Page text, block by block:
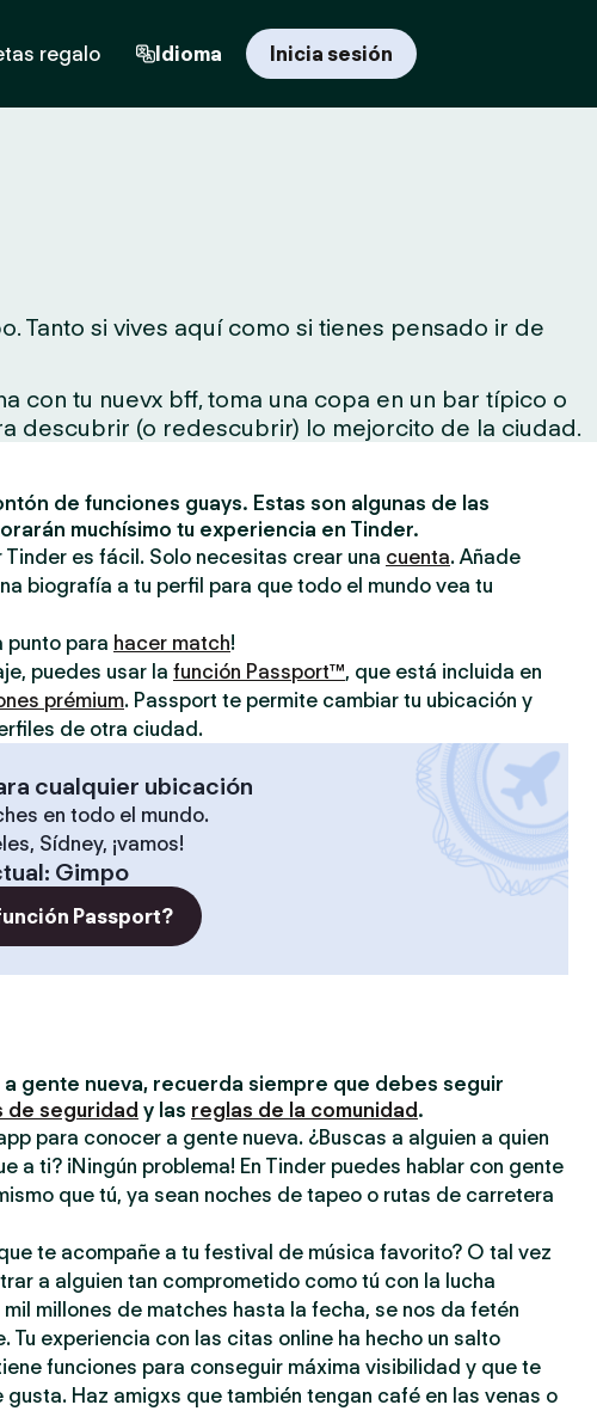
regalo Idioma Inicia sesión
Tanto si vives aquí como si tienes pensado ir de
con tu nuevx bff, toma una copa en un bar típico o
descubrir (o redescubrir) lo mejorcito de la ciudad.
de funciones guays. Estas son algunas de las
muchísimo tu experiencia en Tinder.
Tinder es fácil. Solo necesitas crear una cuenta. Añade
biografía a tu perfil para que todo el mundo vea tu
punto para hacer match!
puedes usar la función Passport™, que está incluida en
prémium. Passport te permite cambiar tu ubicación y
de otra ciudad.
cualquier ubicación
en todo el mundo.
Sídney, ¡vamos!
: Gimpo
Passport?
gente nueva, recuerda siempre que debes seguir
de seguridad y las reglas de la comunidad .
para conocer a gente nueva. ¿Buscas a alguien a quien
a ti? ¡Ningún problema! En Tinder puedes hablar con gente
que tú, ya sean noches de tapeo o rutas de carretera
te acompañe a tu festival de música favorito? O tal vez
a alguien tan comprometido como tú con la lucha
millones de matches hasta la fecha, se nos da fetén
Tu experiencia con las citas online ha hecho un salto
funciones para conseguir máxima visibilidad y que te
Haz amigxs que también tengan café en las venas o